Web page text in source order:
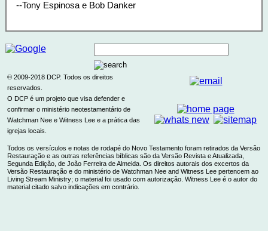
--Tony Espinosa e Bob Danker
© 2009-2018 DCP. Todos os direitos
reservados.
O DCP é um projeto que visa defender e
confirmar o ministério neotestamentário de
Watchman Nee e Witness Lee e a prática das
igrejas locais.
Todos os versículos e notas de rodapé do Novo Testamento foram retirados da Versão
Restauração e as outras referências bíblicas são da Versão Revista e Atualizada,
Segunda Edição, de João Ferreira de Almeida. Os direitos autorais dos excertos da
Versão Restauração e do ministério de Watchman Nee and Witness Lee pertencem ao
Living Stream Ministry; o material foi usado com autorização. Witness Lee é o autor do
material citado salvo indicações em contrário.